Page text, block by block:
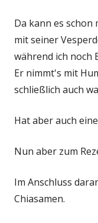
Da kann es schon
mit seiner
während ich noch
Er nimmt's mit
schließlich auch
Hat aber auch
Nun aber zum
Im Anschluss
Chiasamen.